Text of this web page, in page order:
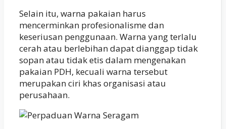
Selain itu, warna pakaian harus
mencerminkan profesionalisme dan
keseriusan penggunaan. Warna yang terlalu
cerah atau berlebihan dapat dianggap tidak
sopan atau tidak etis dalam mengenakan
pakaian PDH, kecuali warna tersebut
merupakan ciri khas organisasi atau
perusahaan.